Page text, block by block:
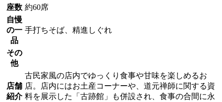
座数 約60席
自慢
の一
品
手打ちそば、精進しぐれ
その
他
店舗
紹介
古民家風の店内でゆっくり食事や甘味を楽しめるお
店。店内にはお土産コーナーや、道元禅師に関する資
料を展示した「古跡館」も併設され、食事の合間に永